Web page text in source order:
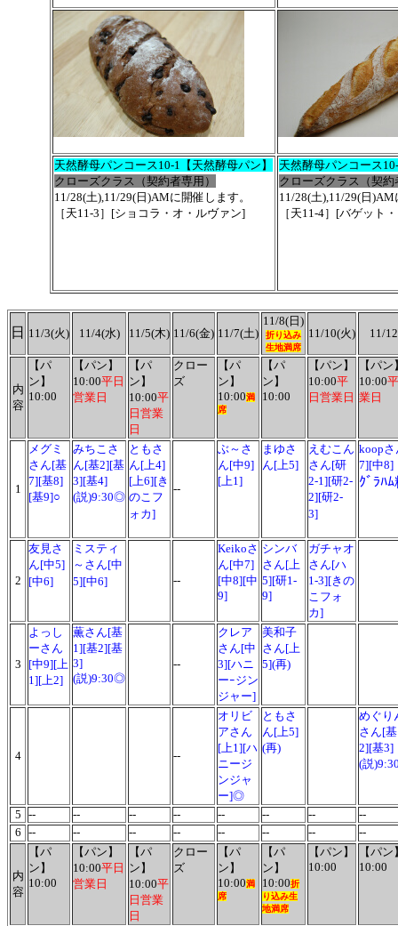
天然酵母パンコース10-1【天然酵母パン】
クローズクラス（契約者専用）
11/28(土),11/29(日)AMに開催します。
［天11-3］[ショコラ・オ・ルヴァン]
天然酵母パンコース
クローズクラス（契約
11/28(土),11/29(日
［天11-4］[バゲット
日 11/3(火) 11/4(水) 11/5(木) 11/6(金) 11/7(土)
11/8(日)
折り込み
生地満席
11/10(火) 11/
内
容
【パ
ン】
10:00
【パン】
10:00平日
営業日
【パ
ン】
10:00平
日営業
日
クロー
ズ
【パ
ン】
10:00満
席
【パ
ン】
10:00
【パン】
10:00平
日営業日
【パン
10:00
業日
1
メグミ
さん[基
7][基8]
[基9]○
みちこさ
ん[基2][基
3][基4]
(説)9:30◎
ともさ
ん[上4]
[上6][き
のこフ
ォカ]
--
ぶ～さ
ん[中9]
[上1]
まゆさ
ん[上5]
えむこん
さん[研
2-1][研2-
2][研2-
3]
koop
7][中8]
ｸﾞﾗﾊ
2
友見さ
ん[中5]
[中6]
ミスティ
～さん[中
5][中6]
--
Keikoさ
ん[中7]
[中8][中
9]
シンバ
さん[上
5][研1-
9]
ガチャオ
さん[ハ
1-3][きの
こフォ
カ]
3
よっし
ーさん
[中9][上
1][上2]
薫さん[基
1][基2][基
3]
(説)9:30◎
--
クレア
さん[中
3][ハニ
ーｰジン
ジャー]
美和子
さん[上
5](再)
4 --
オリビ
アさん
[上1][ハ
ニージ
ンジャ
ー]◎
ともさ
ん[上5]
(再)
めぐり
さん[
2][基3]
(説
5 -- -- -- -- -- -- --
--
6 -- -- -- -- -- -- -- --
内
容
【パ
ン】
10:00
【パン】
10:00平日
営業日
【パ
ン】
10:00平
日営業
日
クロー
ズ
【パ
ン】
10:00満
席
【パ
ン】
10:00折
り込み生
地満席
【パン】
10:00
【パン
10:00